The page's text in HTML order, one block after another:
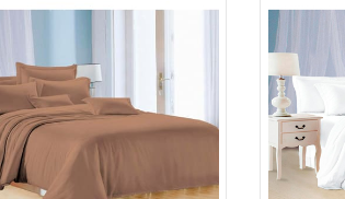
Vita": Принцип - нет
многократные
эффектные
дизайнов российских
Технические
Тип: комплект